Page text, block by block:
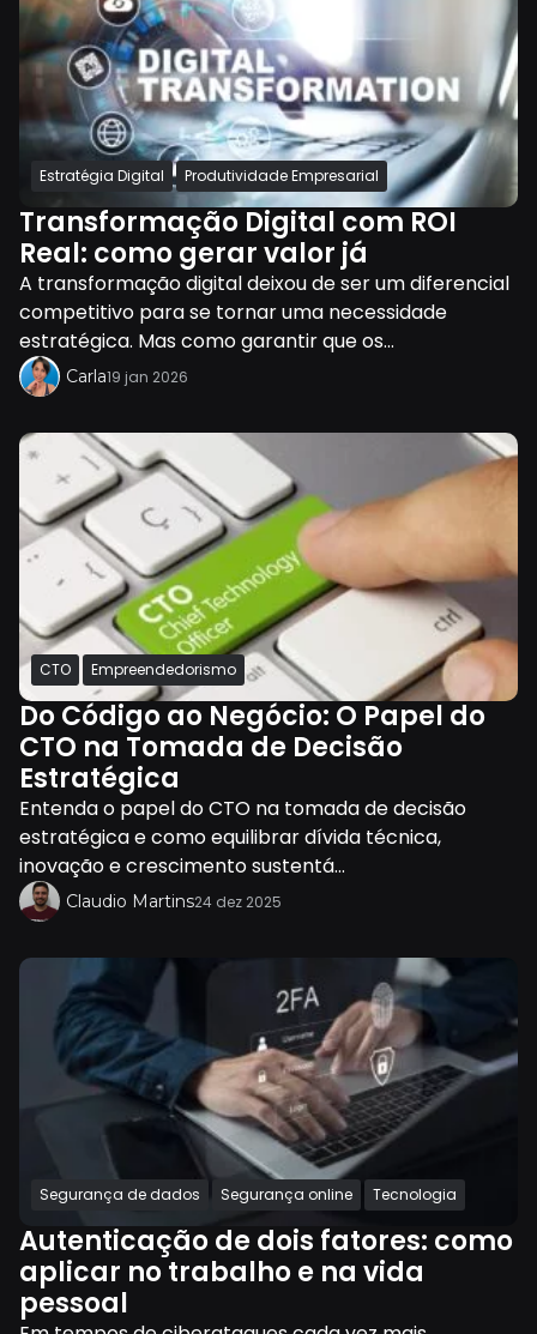
Estratégia Digital Produtividade Empresarial
Transformação Digital com ROI
Real: como gerar valor já
A transformação digital deixou de ser um diferencial
competitivo para se tornar uma necessidade
estratégica. Mas como garantir que os...
Carla19 jan 2026
CTO Empreendedorismo
Do Código ao Negócio: O Papel do
CTO na Tomada de Decisão
Estratégica
Entenda o papel do CTO na tomada de decisão
estratégica e como equilibrar dívida técnica,
inovação e crescimento sustentá...
Claudio Martins24 dez 2025
Segurança de dados Segurança online Tecnologia
Autenticação de dois fatores: como
aplicar no trabalho e na vida
pessoal